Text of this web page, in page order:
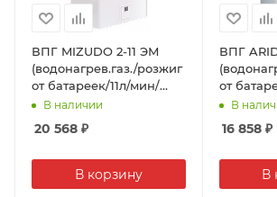
ВПГ MIZUDO 2-11 ЭМ
(водонагрев.газ./розжиг
от батареек/11л/мин/
дымоходный/эл.
модуляция)
В наличии
20 568 ₽
В корзину
ВПГ
от
(аналог
В
16 858₽
В